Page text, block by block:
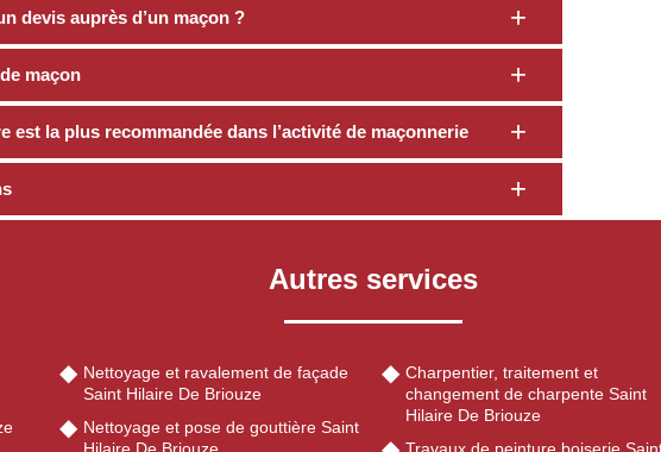
devis auprès d’un maçon ?
maçon
est la plus recommandée dans l’activité de maçonnerie
Autres services
Nettoyage et ravalement de façade
Saint Hilaire De Briouze
Nettoyage et pose de gouttière Saint
Charpentier, traitement et
changement de charpente Saint
Hilaire De Briouze